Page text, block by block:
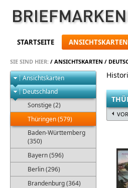
STARTSEITE ANSICHTSKARTEN
SIE SIND HIER: / ANSICHTSKARTEN /
Ansichtskarten
Deutschland
Sonstige (2)
Thüringen (579)
Baden-Württemberg
(350)
Bayern (596)
Berlin (296)
Brandenburg (364)